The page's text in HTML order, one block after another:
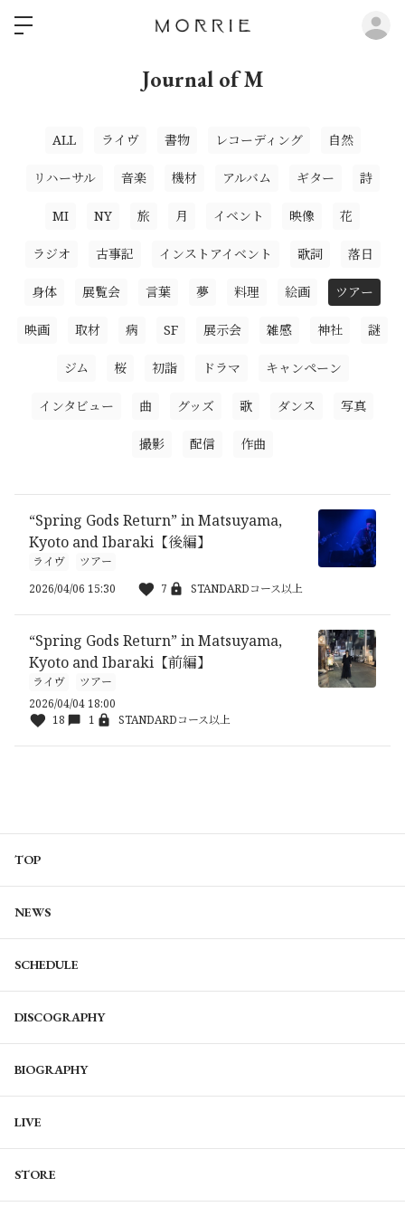
Journal of M
ALL ライヴ 書物 レコーディング 自然
リハーサル 音楽 機材 アルバム ギター 詩
MI NY 旅 月 イベント 映像 花
ラジオ 古事記 インストアイベント 歌詞 落日
身体 展覧会 言葉 夢 料理 絵画 ツアー
映画 取材 病 SF 展示会 雑感 神社 謎
ジム 桜 初詣 ドラマ キャンペーン
インタビュー 曲 グッズ 歌 ダンス 写真
撮影 配信 作曲
“Spring Gods Return” in Matsuyama,
Kyoto and Ibaraki【後編】
ライヴ
ツアー
2026/04/06 15:30
7 STANDARDコース以上
“Spring Gods Return” in Matsuyama,
Kyoto and Ibaraki【前編】
ライヴ
ツアー
2026/04/04 18:00
18
1 STANDARDコース以上
TOP
NEWS
SCHEDULE
DISCOGRAPHY
BIOGRAPHY
LIVE
STORE